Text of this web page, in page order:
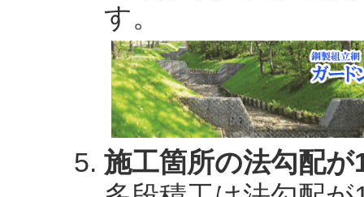
す。
施工箇所の法勾配